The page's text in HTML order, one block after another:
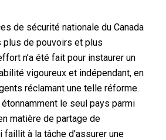
de sécurité nationale du Canada
de pouvoirs et plus
n’a été fait pour instaurer un
vigoureux et indépendant, en
réclamant une telle réforme.
le seul pays parmi
matière de partage de
à la tâche d’assurer une